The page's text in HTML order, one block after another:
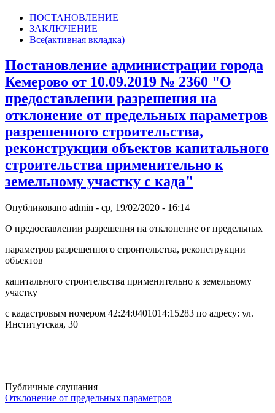
ПОСТАНОВЛЕНИЕ
ЗАКЛЮЧЕНИЕ
Все(активная вкладка)
Постановление администрации города
Кемерово от 10.09.2019 № 2360 "О
предоставлении разрешения на
отклонение от предельных параметров
разрешенного строительства,
реконструкции объектов капитального
строительства применительно к
земельному участку с када"
Опубликовано admin - ср, 19/02/2020 - 16:14
О предоставлении разрешения на отклонение от предельных
параметров разрешенного строительства, реконструкции
объектов
капитального строительства применительно к земельному
участку
с кадастровым номером 42:24:0401014:15283 по адресу: ул.
Институтская, 30
Публичные слушания
Отклонение от предельных параметров